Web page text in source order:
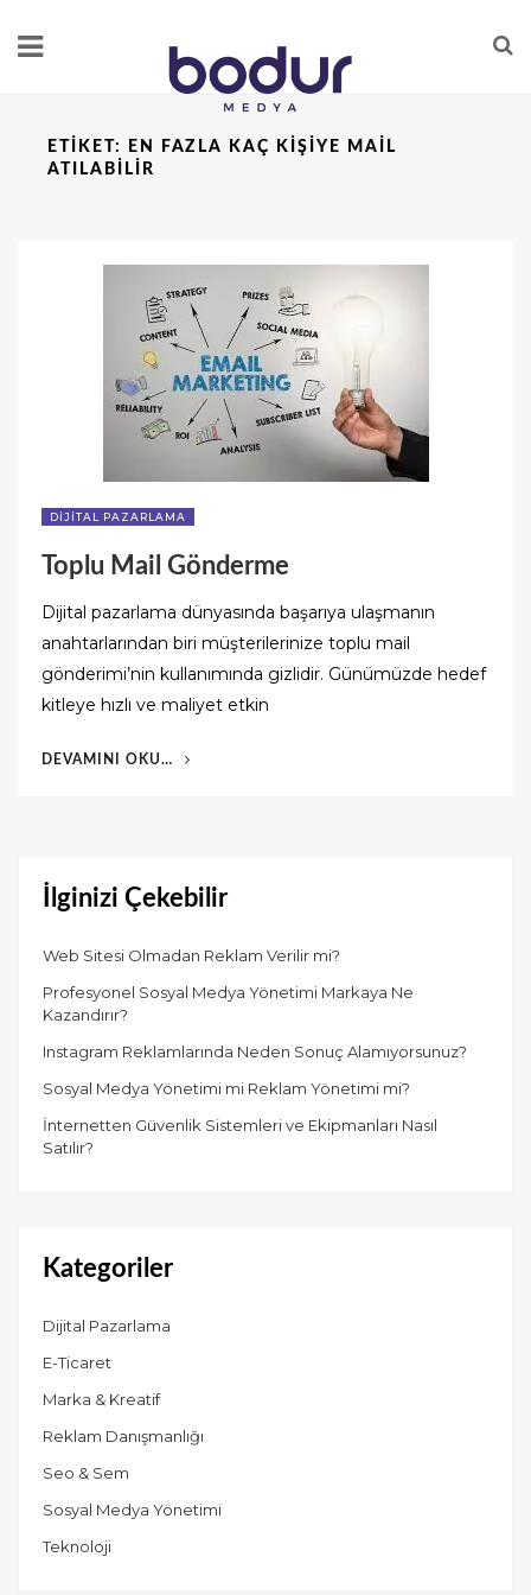
ETIKET:
EN FAZLA KAÇ KIŞIYE MAIL
ATILABILIR
DIJITAL PAZARLAMA
Toplu Mail Gönderme
Dijital pazarlama dünyasında başarıya ulaşmanın
anahtarlarından biri müşterilerinize toplu mail
gönderimi’nin kullanımında gizlidir. Günümüzde hedef
kitleye hızlı ve maliyet etkin
DEVAMINI OKU…
İlginizi Çekebilir
Web Sitesi Olmadan Reklam Verilir mi?
Profesyonel Sosyal Medya Yönetimi Markaya Ne
Kazandırır?
Instagram Reklamlarında Neden Sonuç Alamıyorsunuz?
Sosyal Medya Yönetimi mi Reklam Yönetimi mi?
İnternetten Güvenlik Sistemleri ve Ekipmanları Nasıl
Satılır?
Kategoriler
Dijital Pazarlama
E-Ticaret
Marka & Kreatif
Reklam Danışmanlığı
Seo & Sem
Sosyal Medya Yönetimi
Teknoloji